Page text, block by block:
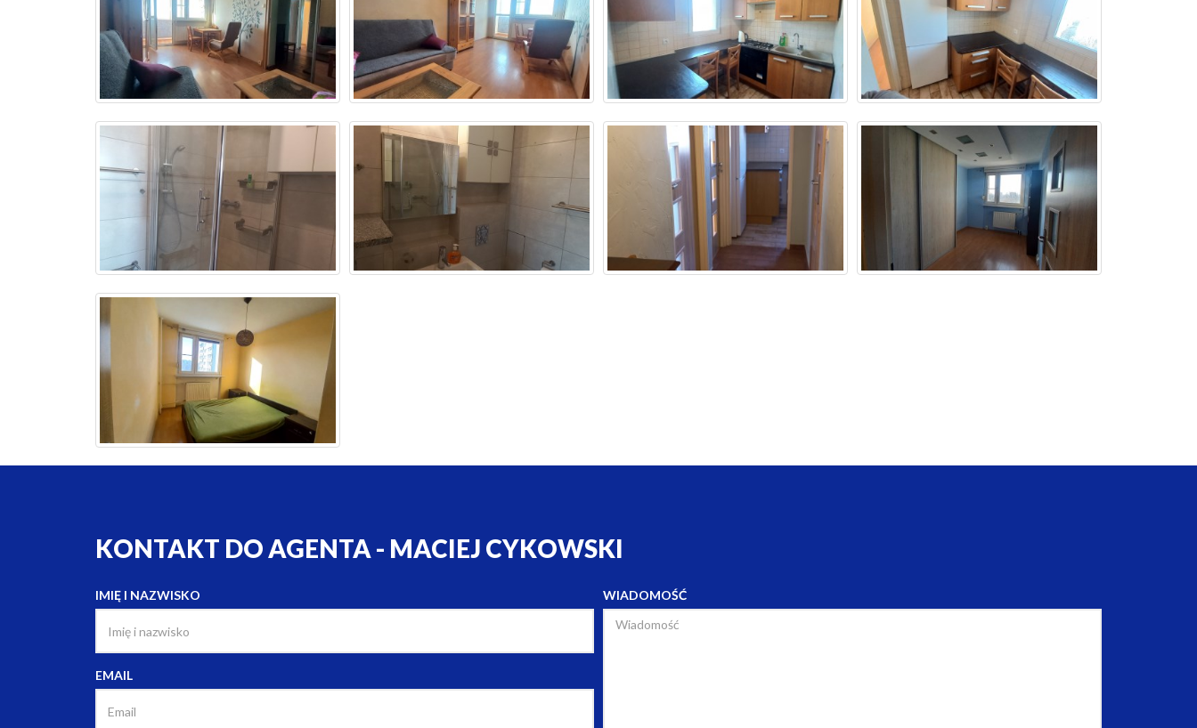
KONTAKT DO AGENTA - MACIEJ CYKOWSKI
IMIĘ I NAZWISKO
EMAIL
WIADOMOŚĆ